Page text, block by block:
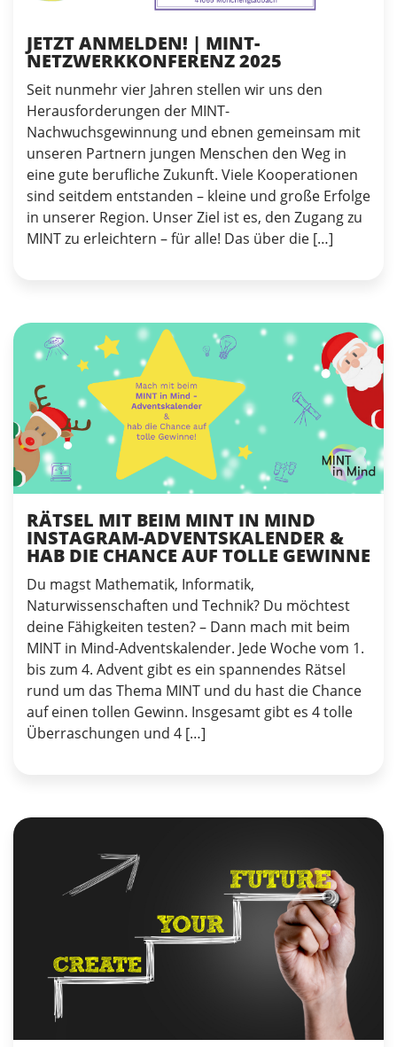
JETZT ANMELDEN! | MINT-
NETZWERKKONFERENZ 2025
Seit nunmehr vier Jahren stellen wir uns den
Herausforderungen der MINT-
Nachwuchsgewinnung und ebnen gemeinsam mit
unseren Partnern jungen Menschen den Weg in
eine gute berufliche Zukunft. Viele Kooperationen
sind seitdem entstanden – kleine und große Erfolge
in unserer Region. Unser Ziel ist es, den Zugang zu
MINT zu erleichtern – für alle! Das über die […]
RÄTSEL MIT BEIM MINT IN MIND
INSTAGRAM-ADVENTSKALENDER &
HAB DIE CHANCE AUF TOLLE GEWINNE
Du magst Mathematik, Informatik,
Naturwissenschaften und Technik? Du möchtest
deine Fähigkeiten testen? – Dann mach mit beim
MINT in Mind-Adventskalender. Jede Woche vom 1.
bis zum 4. Advent gibt es ein spannendes Rätsel
rund um das Thema MINT und du hast die Chance
auf einen tollen Gewinn. Insgesamt gibt es 4 tolle
Überraschungen und 4 […]